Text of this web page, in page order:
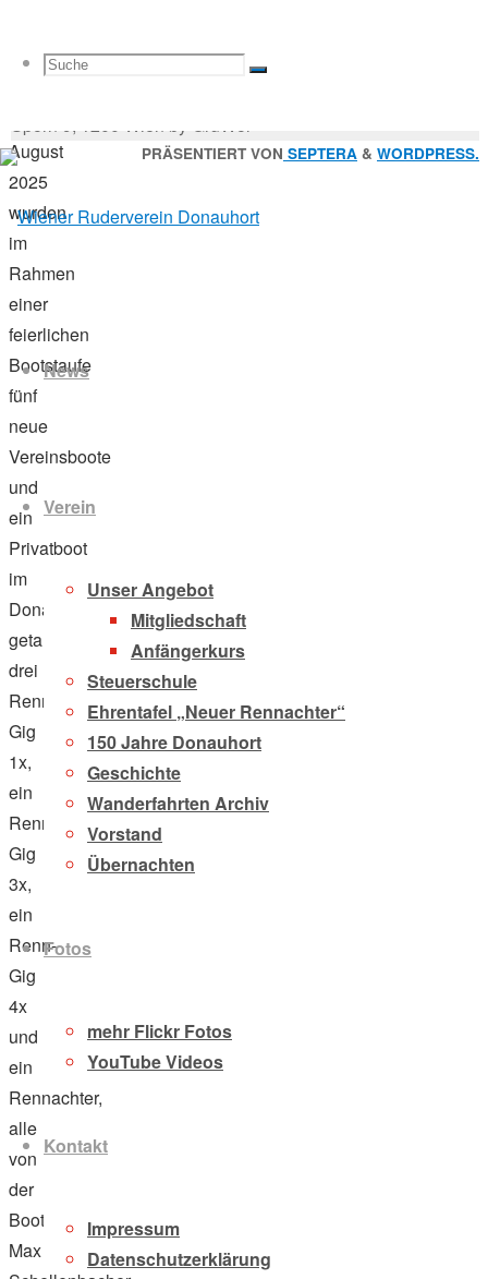
Suche
Suchen
Suche
Zum
Inhalt
springenNews
Verein
Unser Angebot
Mitgliedschaft
Anfängerkurs
Steuerschule
Ehrentafel „Neuer Rennachter“
150 Jahre Donauhort
Geschichte
Wanderfahrten Archiv
Vorstand
Übernachten
Fotos
mehr Flickr Fotos
YouTube Videos
Kontakt
Impressum
Datenschutzerklärung
August
2025
wurden
im
Rahmen
einer
feierlichen
Bootstaufe
fünf
neue
Vereinsboote
und
ein
Privatboot
im
Donauhort
getauft:
drei
Renn-
Gig
1x,
ein
Renn-
Gig
3x,
ein
Renn-
Gig
4x
und
ein
Rennachter,
alle
von
der
Bootswerft
Max
nach:
Sporn 9, 1200 Wien by GruWol
PRÄSENTIERT VON SEPTERA & WORDPRESS.
Zurück
nach
oben